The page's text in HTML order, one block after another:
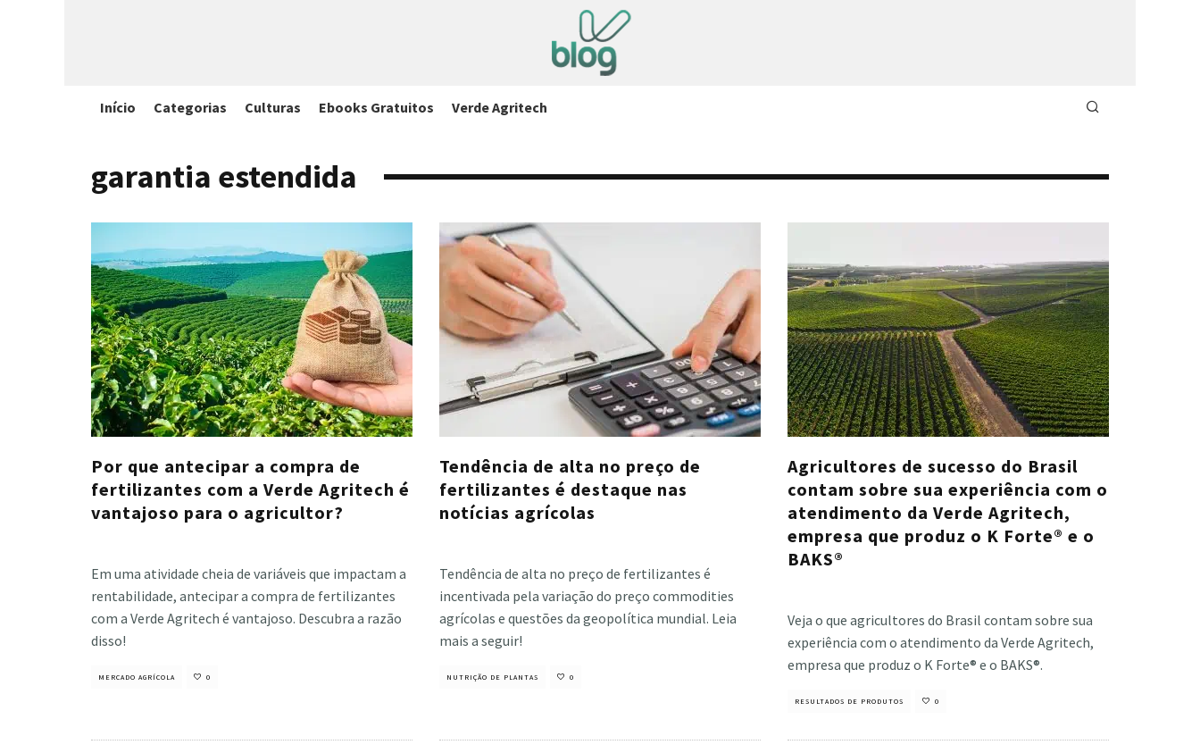
Início Categorias Culturas Ebooks Gratuitos Verde Agritech
garantia estendida
Por que antecipar a compra de
fertilizantes com a Verde Agritech é
vantajoso para o agricultor?
Em uma atividade cheia de variáveis que impactam a
rentabilidade, antecipar a compra de fertilizantes
com a Verde Agritech é vantajoso. Descubra a razão
disso!
MERCADO AGRÍCOLA 0
Tendência de alta no preço de
fertilizantes é destaque nas
notícias agrícolas
Tendência de alta no preço de fertilizantes é
incentivada pela variação do preço commodities
agrícolas e questões da geopolítica mundial. Leia
mais a seguir!
NUTRIÇÃO DE PLANTAS 0
Agricultores de sucesso do Brasil
contam sobre sua experiência com o
atendimento da Verde Agritech,
empresa que produz o K Forte® e o
BAKS®
Veja o que agricultores do Brasil contam sobre sua
experiência com o atendimento da Verde Agritech,
empresa que produz o K Forte® e o BAKS®.
RESULTADOS DE PRODUTOS 0